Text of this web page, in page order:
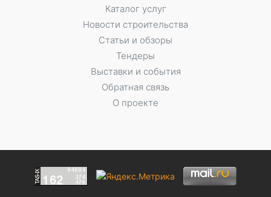
Каталог услуг
Новости строительства
Статьи и обзоры
Тендеры
Выставки и события
Обратная связь
О проекте